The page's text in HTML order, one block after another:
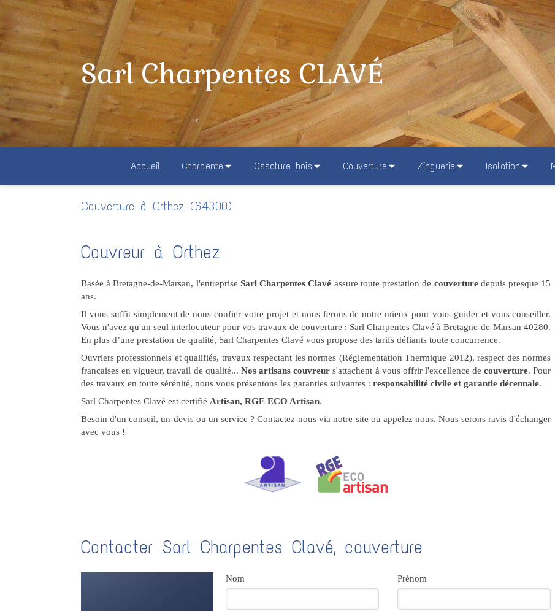
Sarl Charpentes CLAVÉ
Accueil Charpente Ossature bois Couverture Zinguerie Isolation
Couverture à Orthez (64300)
Couvreur à Orthez
Basée à Bretagne-de-Marsan, l'entreprise Sarl Charpentes Clavé assure toute prestation de couverturedepuis presque 15
ans.
Il vous suffit simplement de nous confier votre projet et nous ferons de notre mieux pour vous guider et vous conseiller.
Vous n'avez qu'un seul interlocuteur pour vos travaux de couverture : Sarl Charpentes Clavé à Bretagne-de-Marsan 40280.
En plus d’une prestation de qualité, Sarl Charpentes Clavé vous propose des tarifs défiants toute concurrence.
Ouvriers professionnels et qualifiés, travaux respectant les normes (Réglementation Thermique 2012), respect des normes
françaises en vigueur, travail de qualité... Nos artisans couvreur s'attachent à vous offrir l'excellence decouverture. Pour
des travaux en toute sérénité, nous vous présentons les garanties suivantes : responsabilité civile et garantie décennale.
Sarl Charpentes Clavé est certifié Artisan, RGE ECO Artisan.
Besoin d'un conseil, un devis ou un service ? Contactez-nous via notre site ou appelez nous. Nous serons ravis d'échanger
avec vous !
Contacter Sarl Charpentes Clavé, couverture
Nom Prénom